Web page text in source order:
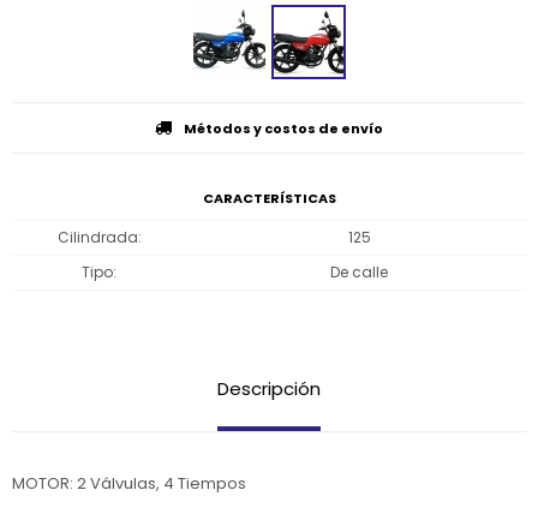
Métodos y costos de envío
CARACTERÍSTICAS
Cilindrada
125
Tipo
De calle
Descripción
MOTOR: 2 Válvulas, 4 Tiempos